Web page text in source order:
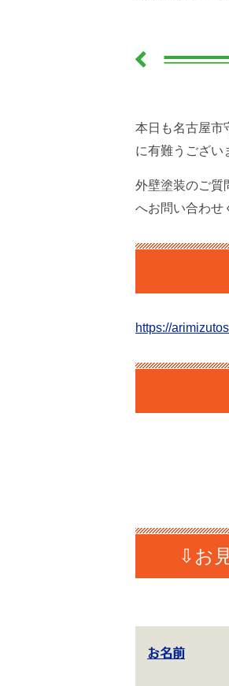
本日も名古屋市
に有難うござい
外壁塗装のご質
へお問い合わせ
https://
お名前